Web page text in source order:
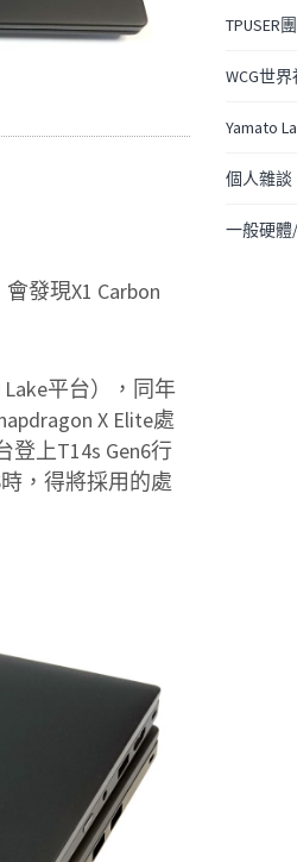
發現X1 Carbon
平台），同年
X Elite處
上T14s Gen6行
，得將採用的處
TPUSER
WCG世
Yamato
個人雜談
一般硬